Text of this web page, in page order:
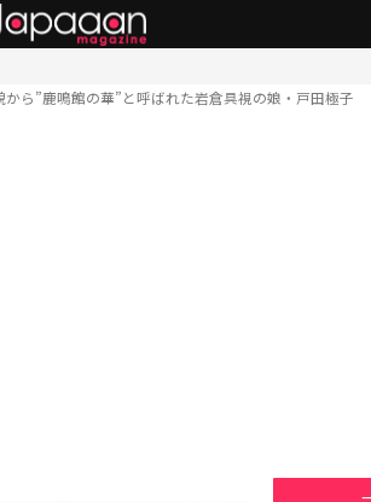
ら”鹿鳴館の華”と呼ばれた岩倉具視の娘・戸田極子